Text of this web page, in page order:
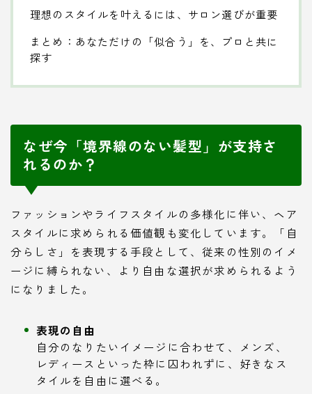
理想のスタイルを叶えるには、サロン選びが重要
まとめ：あなただけの「似合う」を、プロと共に
探す
なぜ今「境界線のない髪型」が支持さ
れるのか？
ファッションやライフスタイルの多様化に伴い、ヘア
スタイルに求められる価値観も変化しています。「自
分らしさ」を表現する手段として、従来の性別のイメ
ージに縛られない、より自由な選択が求められるよう
になりました。
表現の自由
自分のなりたいイメージに合わせて、メンズ、
レディースといった枠に囚われずに、好きなス
タイルを自由に選べる。